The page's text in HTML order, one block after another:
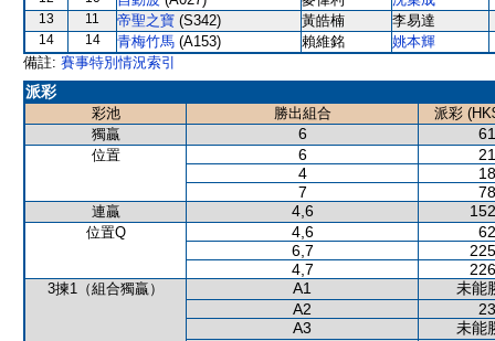
13 11 帝聖之寶 (S342) 黃皓楠 李易達
14 14 青梅竹馬 (A153) 賴維銘
姚本輝
備註: 賽事特別情況索引
派彩
彩池 勝出組合
派彩
獨贏
6
位置 6
4
7
連贏 4,6
位置Q 4,6
6,7
4,7
3揀1（組合獨贏） A1
未能
A2
A3
未能